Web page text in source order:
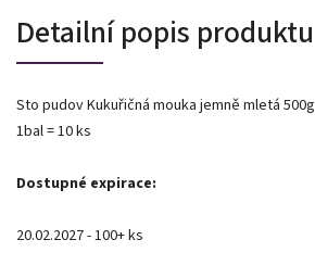
Detailní popis produktu
Sto pudov Kukuřičná mouka jemně mletá 500g
1bal = 10 ks
Dostupné expirace:
20.02.2027 - 100+ ks